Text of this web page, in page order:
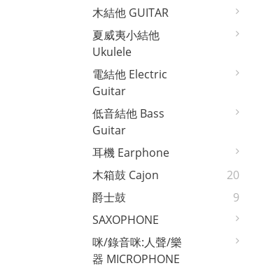
木結他 GUITAR
夏威夷小結他
Ukulele
電結他 Electric
Guitar
低音結他 Bass
Guitar
耳機 Earphone
木箱鼓 Cajon
20
爵士鼓
9
SAXOPHONE
咪/錄音咪:人聲/樂
器 MICROPHONE